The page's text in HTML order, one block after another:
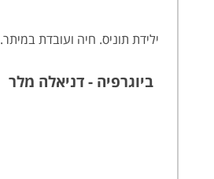
ילידת תוניס. חיה ועובדת במיתר.
ביוגרפיה - דניאלה מלר